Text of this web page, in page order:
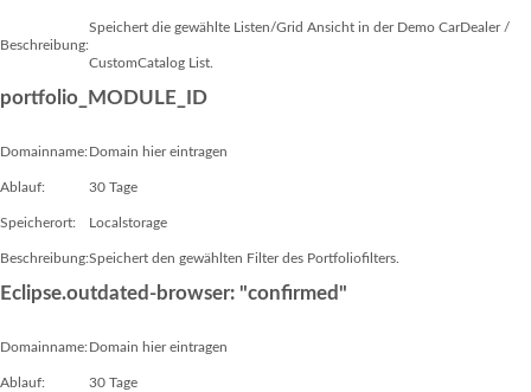
Beschreibung:
Speichert die gewählte Listen/Grid Ansicht in der Demo CarDealer /
CustomCatalog List.
portfolio_MODULE_ID
Domainname: Domain hier eintragen
Ablauf: 30 Tage
Speicherort: Localstorage
Beschreibung:Speichert den gewählten Filter des Portfoliofilters.
Eclipse.outdated-browser: "confirmed"
Domainname: Domain hier eintragen
Ablauf: 30 Tage